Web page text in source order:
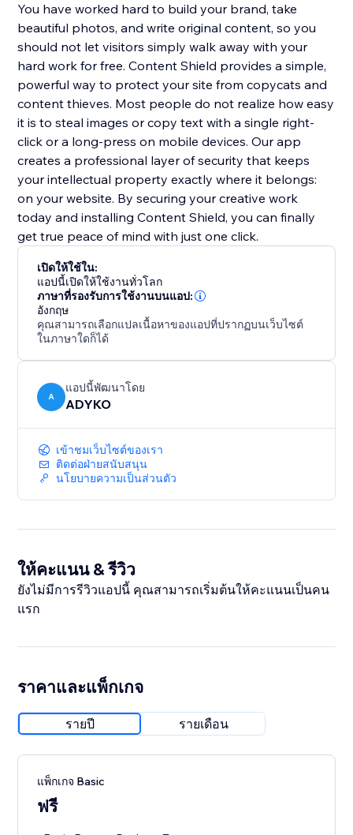
You have worked hard to build your brand, take
beautiful photos, and write original content, so you
should not let visitors simply walk away with your
hard work for free. Content Shield provides a simple,
powerful way to protect your site from copycats and
content thieves. Most people do not realize how easy
it is to steal images or copy text with a single right-
click or a long-press on mobile devices. Our app
creates a professional layer of security that keeps
your intellectual property exactly where it belongs:
on your website. By securing your creative work
today and installing Content Shield, you can finally
get true peace of mind with just one click.
เปิดให้ใช้ใน:
แอปนี้เปิดให้ใช้งานทั่วโลก
ภาษาที่รองรับการใช้งานบนแอป:
อังกฤษ
คุณสามารถเลือกแปลเนื้อหาของแอปที่ปรากฏบนเว็บไซต์
ในภาษาใดก็ได้
A
แอปนี้พัฒนาโดย
ADYKO
เข้าชมเว็บไซต์ของเรา
ติดต่อฝ่ายสนับสนุน
นโยบายความเป็นส่วนตัว
ให้คะแนน & รีวิว
ยังไม่มีการรีวิวแอปนี้ คุณสามารถเริ่มต้นให้คะแนนเป็นคน
แรก
ราคาและแพ็กเกจ
รายปี รายเดือน
แพ็กเกจ Basic
ฟรี